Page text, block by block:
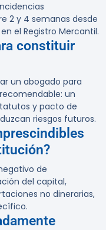
2 y 4 semanas desde
el Registro Mercantil.
constituir
un abogado para
un
y pacto de
riesgos futuros.
de
del capital,
no dinerarias,